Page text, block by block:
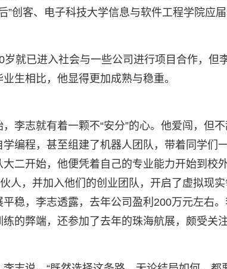
”创客、电子科技大学信息与软件工程学院应
岁就已进入社会与一些公司进行项目合作，但
生相比，他显得更加成熟与稳重。
，李志就有着一颗不“安分”的心。他爱闯，但
编程，甚至组建了机器人团队，带着同学们
大二开始，他便凭着自己的专业能力开始到校
人，并加入他们的创业团队，开启了虚拟现
平稳，李志透露，去年公司盈利200万元左右
的弊端，还参加了去年的珠海航展，颇受关注